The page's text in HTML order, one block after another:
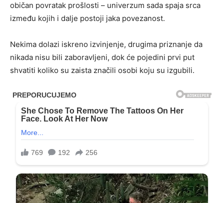
običan povratak prošlosti – univerzum sada spaja srca
između kojih i dalje postoji jaka povezanost.
Nekima dolazi iskreno izvinjenje, drugima priznanje da
nikada nisu bili zaboravljeni, dok će pojedini prvi put
shvatiti koliko su zaista značili osobi koju su izgubili.